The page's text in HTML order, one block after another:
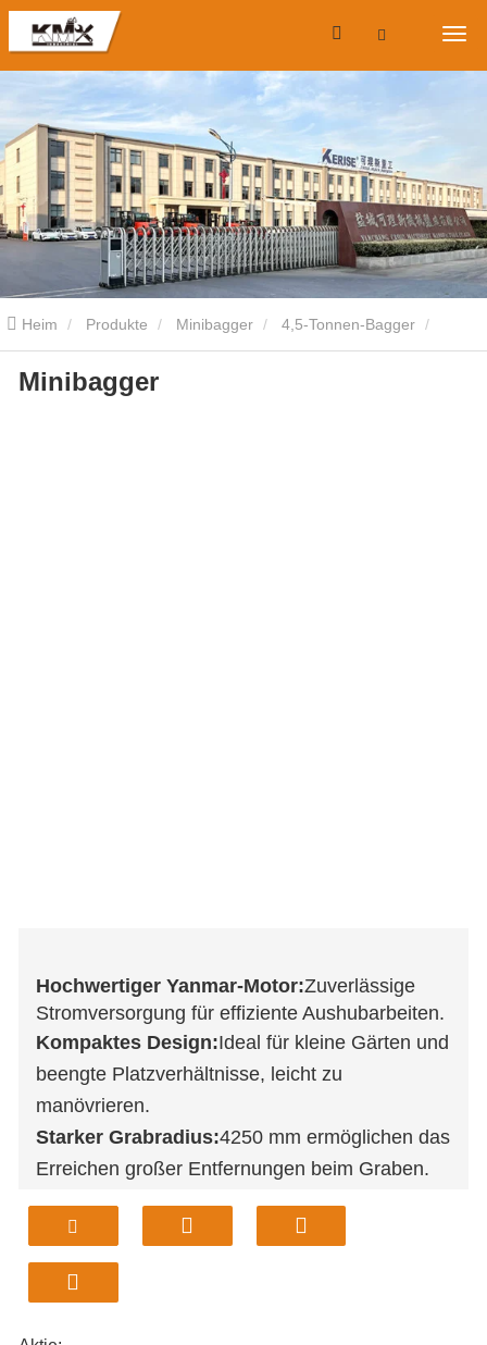
Heim Produkte Minibagger 4,5-Tonnen-Bagger
Minibagger
Minibagger
Hochwertiger Yanmar-Motor:Zuverlässige
Stromversorgung für effiziente Aushubarbeiten.
Kompaktes Design:Ideal für kleine Gärten und
beengte Platzverhältnisse, leicht zu
manövrieren.
Starker Grabradius:4250 mm ermöglichen das
Erreichen großer Entfernungen beim Graben.
Zuverlässige Kraftstofftankkapazität:
Tankinhalt gewährleisten lange Betriebsstunden
ohne Nachtanken.
Großer Betriebsbereich: